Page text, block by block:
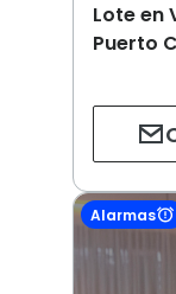
Lote en
Puerto
Alarmas